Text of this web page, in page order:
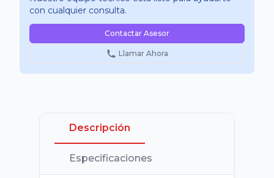
con cualquier consulta.
Contactar Asesor
Llamar Ahora
Descripción
Especificaciones